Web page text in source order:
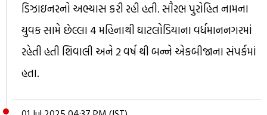
ડિઝાઇનરનો અભ્યાસ કરી રહી હતી. સૌરભ પુરોહિત નામના
યુવક સામે છેલ્લા 4 મહિનાથી ઘાટલોડિયાના વર્ધમાનનગરમાં
રહેતી હતી શિવાલી અને 2 વર્ષ થી બન્ને એકબીજાના સંપર્કમાં
હતા.